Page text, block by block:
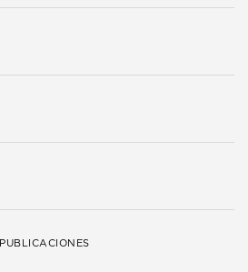
PUBLICACIONES